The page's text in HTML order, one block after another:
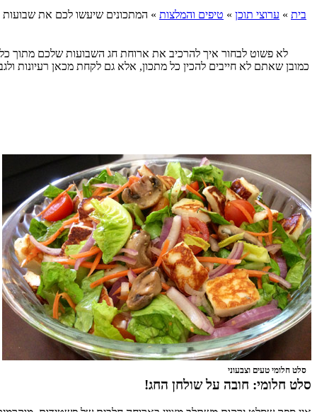
בית » ערוצי תוכן » טיפים והמלצות » המתכונים שיעשו לכם את שבועות
לא פשוט לבחור איך להרכיב את ארוחת חג השבועות שלכם מתוך
כמובן שאתם לא חייבים להכין כל מתכון, אלא גם לקחת מכאן רעיונות
סלט חלומי טעים וצבעוני
סלט חלומי: חובה על שולחן החג!